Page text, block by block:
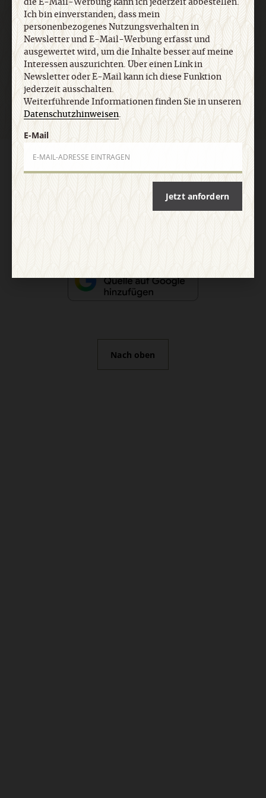
E-Mail
Jetzt anmelden
AGB und Widerrufsbelehrung
Impressum
Abo online kündigen
Nach oben
die E-Mail-Werbung kann ich jederzeit abbestellen.
Ich bin einverstanden, dass mein
personenbezogenes Nutzungsverhalten in
Newsletter und E-Mail-Werbung erfasst und
ausgewertet wird, um die Inhalte besser auf meine
Interessen auszurichten. Über einen Link in
Newsletter oder E-Mail kann ich diese Funktion
jederzeit ausschalten.
Weiterführende Informationen finden Sie in unseren
Datenschutzhinweisen.
E-Mail
Jetzt anfordern